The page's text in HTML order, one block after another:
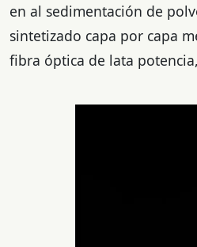
en al sedimentación de
sintetizado capa por capa
fibra óptica de lata